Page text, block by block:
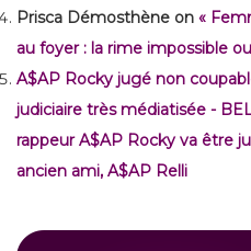
Prisca Démosthène on «
au foyer : la rime impossible
A$AP Rocky jugé non
judiciaire très médiatisée -
rappeur A$AP Rocky va être
ancien ami, A$AP Relli